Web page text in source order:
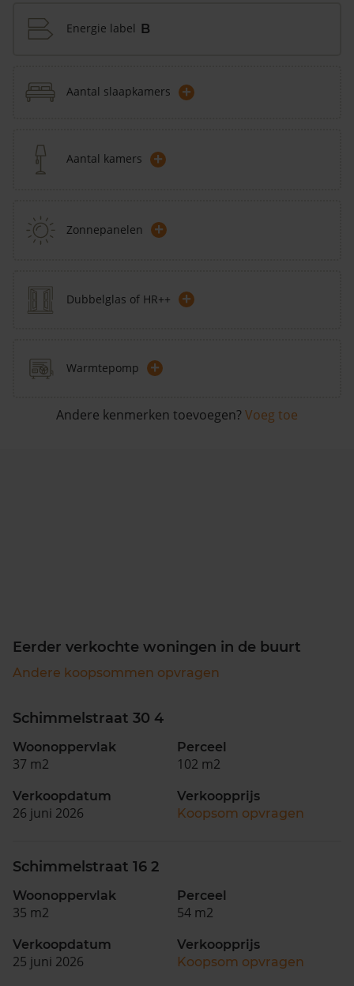
Energie label B
Aantal slaapkamers +
Aantal kamers +
Zonnepanelen +
Dubbelglas of HR++ +
Warmtepomp +
Andere kenmerken toevoegen? Voeg toe
Eerder verkochte woningen in de buurt
Andere koopsommen opvragen
Schimmelstraat 30 4
Woonoppervlak
37 m2
Perceel
102 m2
Verkoopdatum
26 juni 2026
Verkoopprijs
Koopsom opvragen
Schimmelstraat 16 2
Woonoppervlak
35 m2
Perceel
54 m2
Verkoopdatum
25 juni 2026
Verkoopprijs
Koopsom opvragen